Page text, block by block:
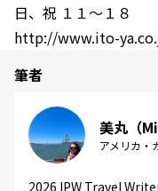
日、祝 １１〜１８
http://www.ito-
筆者
美丸（
アメリカ・
2026 IPW Travel